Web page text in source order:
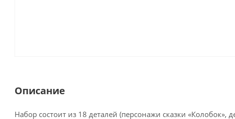
Описание
Набор состоит из 18 деталей (персонажи сказки